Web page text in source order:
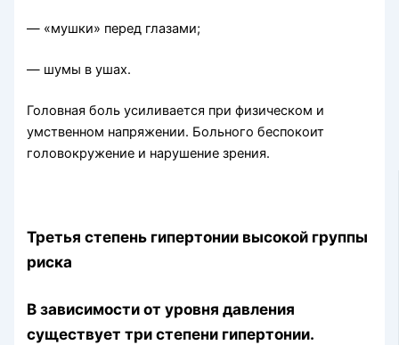
— «мушки» перед глазами;
— шумы в ушах.
Головная боль усиливается при физическом и
умственном напряжении. Больного беспокоит
головокружение и нарушение зрения.
Третья степень гипертонии высокой группы
риска
В зависимости от уровня давления
существует три степени гипертонии.